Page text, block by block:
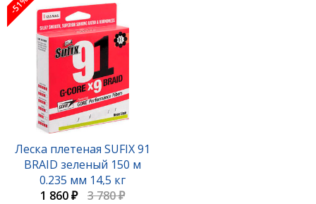
Леска плетеная SUFIX Matrix Pro x6 разноцвет.
2 420 ₽
Леска плетеная SUFIX 91
BRAID зеленый 150 м
0.235 мм 14,5 кг
1 860 ₽
3 780 ₽